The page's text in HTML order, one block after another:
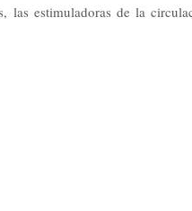
las estimuladoras de la